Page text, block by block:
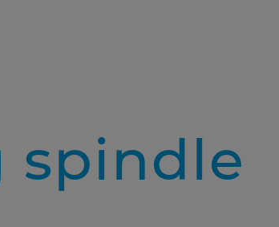
spindle